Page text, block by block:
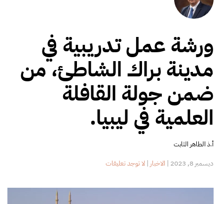
ورشة عمل تدريبية في
مدينة براك الشاطئ، من
ضمن جولة القافلة
العلمية في ليبيا.
أ.ذ الطاهر الثابت
ديسمبر 8, 2023 | الاخبار |لا توجد تعليقاتعلى
تدريبية